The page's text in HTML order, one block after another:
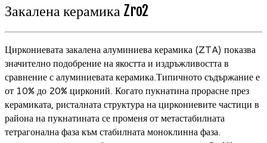
Закалена керамика Zro2
Циркониевата закалена алуминиева керамика (ZTA) показва
значително подобрение на якостта и издръжливостта в
сравнение с алуминиевата керамика.Типичното съдържание е
от 10% до 20% цирконий. Когато пукнатина прорасне през
керамиката, ристалната структура на циркониевите частици в
района на пукнатината се променя от метастабилната
тетрагонална фаза към стабилната моноклинна фаза.